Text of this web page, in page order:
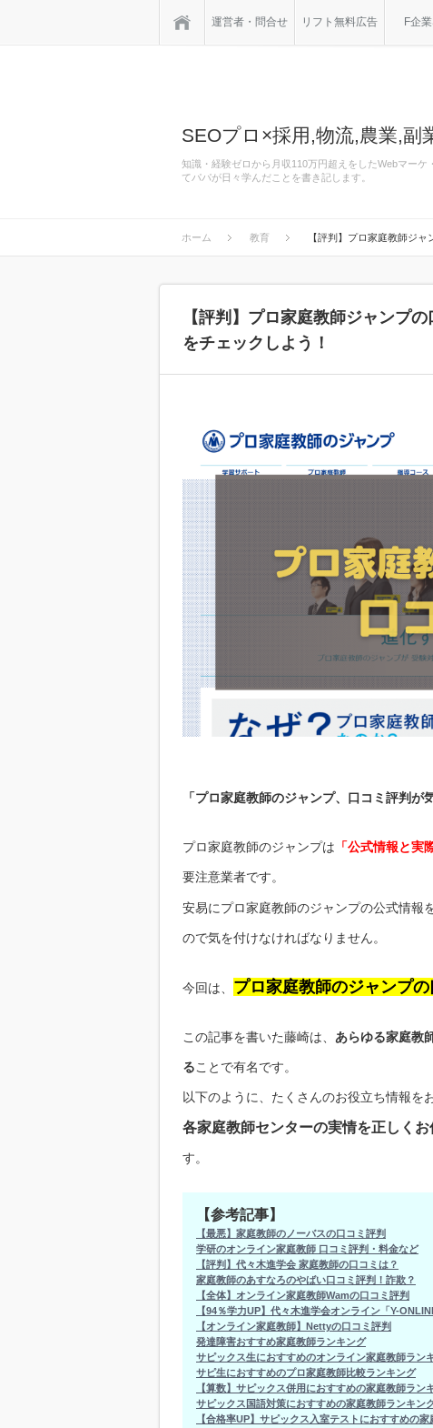
運営者・問合せ リフト無料広告 F企
SEOプロ×採用,物流,農業,副
知識・経験ゼロから月収110万円超えをしたWebマー
てパパが日々学んだことを書き記します。
ホーム 教育 【評判】プロ家庭教師ジ
【評判】プロ家庭教師ジャンプ
をチェックしよう！
「プロ家庭教師のジャンプ、口コミ評判が
プロ家庭教師のジャンプは 「公式情報と実
要注意業者です。
安易にプロ家庭教師のジャンプの公式情報
ので気を付けなければなりません。
今回は、 プロ家庭教師のジャンプの
この記事を書いた藤崎は、 あらゆる家庭教
ることで有名です。
以下のように、たくさんのお役立ち情報を
各家庭教師センターの実情を正しく
す。
【参考記事】
【最悪】家庭教師のノーバスの口コミ評判
学研のオンライン家庭教師 口コミ評判・料金など
【評判】代々木進学会 家庭教師の口コミは？
家庭教師のあすなろのやばい口コミ評判！詐欺？
【全体】オンライン家庭教師Wamの口コミ評判
【94％学力UP】代々木進学会オンライン「Y-
【オンライン家庭教師】Nettyの口コミ評判
発達障害おすすめ家庭教師ランキング
サピックス生におすすめのオンライン家庭教師ラン
サピ生におすすめのプロ家庭教師比較ランキング
【算数】サピックス併用におすすめの家庭教師ラン
サピックス国語対策におすすめの家庭教師ランキン
【合格率UP】サピックス入室テストにおすすめの